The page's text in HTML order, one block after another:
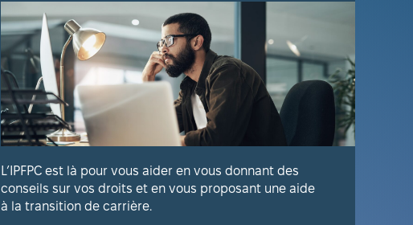
L’IPFPC est là pour vous aider en vous donnant des
conseils sur vos droits et en vous proposant une aide
à la transition de carrière.